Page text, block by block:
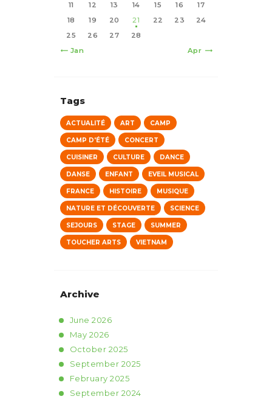
« Jan Apr »
11
12 13 14 15 16
17
18
19 20 21 22 23
24
25
26 27 28
Tags
ACTUALITÉ ART CAMP
CAMP D'ÉTÉ CONCERT
CUISINER CULTURE DANCE
DANSE ENFANT EVEIL MUSICAL
FRANCE HISTOIRE MUSIQUE
NATURE ET DÉCOUVERTE SCIENCE
SEJOURS STAGE SUMMER
TOUCHER ARTS VIETNAM
Archive
June2026
May 2026
October 2025
September 2025
February2025
September 2024